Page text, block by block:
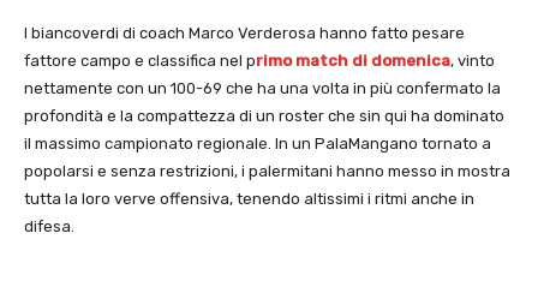
I biancoverdi di coach Marco Verderosa hanno fatto pesare
fattore campo e classifica nel primo match di domenica, vinto
nettamente con un 100-69 che ha una volta in più confermato la
profondità e la compattezza di un roster che sin qui ha dominato
il massimo campionato regionale. In un PalaMangano tornato a
popolarsi e senza restrizioni, i palermitani hanno messo in mostra
tutta la loro verve offensiva, tenendo altissimi i ritmi anche in
difesa.